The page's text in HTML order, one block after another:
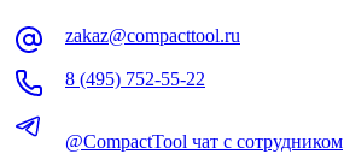
zakaz@compacttool.ru
8 (495) 752-55-22
@CompactTool чат с сотрудником